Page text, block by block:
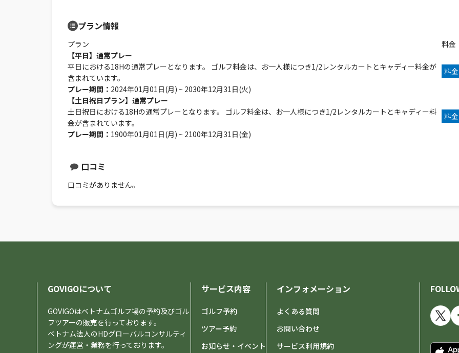
プラン情報
プラン
料金
【平日】通常プレー
平日における18Hの通常プレーとなります。 ゴルフ料金は、お一人様につき1/2レンタルカートとキャディー料金が
含まれています。
プレー期間： 2024年01月01日(月) ~ 2030年12月31日(火)
料金
【土日祝日プラン】通常プレー
土日祝日における18Hの通常プレーとなります。 ゴルフ料金は、お一人様につき1/2レンタルカートとキャディー料
金が含まれています。
プレー期間： 1900年01月01日(月) ~ 2100年12月31日(金)
料金
口コミ
口コミがありません。
GOVIGOについて
GOVIGOはベトナムゴルフ場の予約及びゴル
フツアーの販売を行っております。
ベトナム法人のHDグローバルコンサルティ
ングが運営・業務を行っております。
サービス内容
ゴルフ予約
ツアー予約
お知らせ・イベント
インフォメーション
よくある質問
お問い合わせ
サービス利用規約